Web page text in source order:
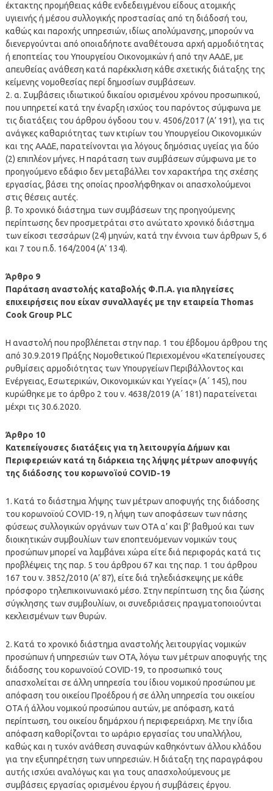
έκτακτης προμήθειας κάθε ενδεδειγμένου είδους ατομικής
υγιεινής ή μέσου συλλογικής προστασίας από τη διάδοσή του,
καθώς και παροχής υπηρεσιών, ιδίως απολύμανσης, μπορούν να
διενεργούνται από οποιαδήποτε αναθέτουσα αρχή αρμοδιότητας
ή εποπτείας του Υπουργείου Οικονομικών ή από την ΑΑΔΕ, με
απευθείας ανάθεση κατά παρέκκλιση κάθε σχετικής διάταξης της
κείμενης νομοθεσίας περί δημοσίων συμβάσεων.
2. α. Συμβάσεις ιδιωτικού δικαίου ορισμένου χρόνου προσωπικού,
που υπηρετεί κατά την έναρξη ισχύος του παρόντος σύμφωνα με
τις διατάξεις του άρθρου όγδοου του ν. 4506/2017 (Α’ 191), για τις
ανάγκες καθαριότητας των κτιρίων του Υπουργείου Οικονομικών
και της ΑΑΔΕ, παρατείνονται για λόγους δημόσιας υγείας για δύο
(2) επιπλέον μήνες. Η παράταση των συμβάσεων σύμφωνα με το
προηγούμενο εδάφιο δεν μεταβάλλει τον χαρακτήρα της σχέσης
εργασίας, βάσει της οποίας προσλήφθηκαν οι απασχολούμενοι
στις θέσεις αυτές.
β. Το χρονικό διάστημα των συμβάσεων της προηγούμενης
περίπτωσης δεν προσμετράται στο ανώτατο χρονικό διάστημα
των είκοσι τεσσάρων (24) μηνών, κατά την έννοια των άρθρων 5, 6
και 7 του π.δ. 164/2004 (Α’ 134).
Άρθρο 9
Παράταση αναστολής καταβολής Φ.Π.Α. για πληγείσες
επιχειρήσεις που είχαν συναλλαγές με την εταιρεία Thomas
Cook Group PLC
Η αναστολή που προβλέπεται στην παρ. 1 του έβδομου άρθρου της
από 30.9.2019 Πράξης Νομοθετικού Περιεχομένου «Κατεπείγουσες
ρυθμίσεις αρμοδιότητας των Υπουργείων Περιβάλλοντος και
Ενέργειας, Εσωτερικών, Οικονομικών και Υγείας» (Α΄ 145), που
κυρώθηκε με το άρθρο 2 του ν. 4638/2019 (Α΄ 181) παρατείνεται
μέχρι τις 30.6.2020.
Άρθρο 10
Κατεπείγουσες διατάξεις για τη λειτουργία Δήμων και
Περιφερειών κατά τη διάρκεια της λήψης μέτρων αποφυγής
της διάδοσης του κορωνοϊού COVID-19
1. Κατά το διάστημα λήψης των μέτρων αποφυγής της διάδοσης
του κορωνοϊού COVID-19, η λήψη των αποφάσεων των πάσης
φύσεως συλλογικών οργάνων των ΟΤΑ α’ και β’ βαθμού και των
διοικητικών συμβουλίων των εποπτευόμενων νομικών τους
προσώπων μπορεί να λαμβάνει χώρα είτε διά περιφοράς κατά τις
προβλέψεις της παρ. 5 του άρθρου 67 και της παρ. 1 του άρθρου
167 του ν. 3852/2010 (Α’ 87), είτε διά τηλεδιάσκεψης με κάθε
πρόσφορο τηλεπικοινωνιακό μέσο. Στην περίπτωση της δια ζώσης
σύγκλησης των συμβουλίων, οι συνεδριάσεις πραγματοποιούνται
κεκλεισμένων των θυρών.
2. Κατά το χρονικό διάστημα αναστολής λειτουργίας νομικών
προσώπων ή υπηρεσιών των ΟΤΑ, λόγω των μέτρων αποφυγής της
διάδοσης του κορωνοϊού COVID-19, το προσωπικό τους
απασχολείται σε άλλη υπηρεσία του ίδιου νομικού προσώπου με
απόφαση του οικείου Προέδρου ή σε άλλη υπηρεσία του οικείου
ΟΤΑ ή άλλου νομικού προσώπου αυτών, με απόφαση, κατά
περίπτωση, του οικείου δημάρχου ή περιφερειάρχη. Με την ίδια
απόφαση καθορίζονται το ωράριο εργασίας του υπαλλήλου,
καθώς και η τυχόν ανάθεση συναφών καθηκόντων άλλου κλάδου
για την εξυπηρέτηση των υπηρεσιών. Η διάταξη της παραγράφου
αυτής ισχύει αναλόγως και για τους απασχολούμενους με
συμβάσεις εργασίας ορισμένου έργου ή συμβάσεις έργου.